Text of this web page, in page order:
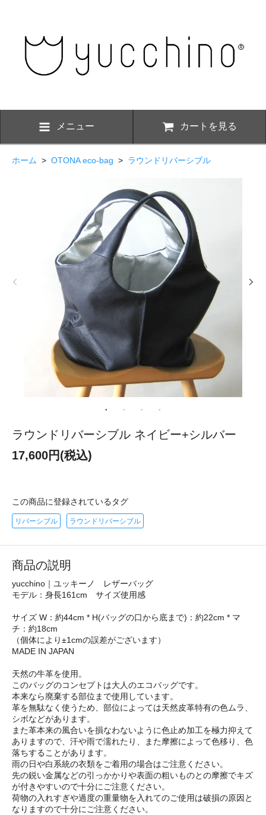
メニュー カートを見る
ホーム > OTONA eco-bag > ラウンドリバーシブル
ラウンドリバーシブル ネイビー+シルバー
17,600円(税込)
この商品に登録されているタグ
リバーシブル ラウンドリバーシブル
商品の説明
yucchino｜ユッキーノ レザーバッグ
モデル：身長161cm サイズ使用感
サイズ W：約44cm * H(バッグの口から底まで)：約22cm * マ
チ：約18cm
（個体により±1cmの誤差がございます）
MADE IN JAPAN
天然の牛革を使用。
このバッグのコンセプトは大人のエコバッグです。
本来なら廃棄する部位まで使用しています。
革を無駄なく使うため、部位によっては天然皮革特有の色ムラ、
シボなどがあります。
また革本来の風合いを損なわないように色止め加工を極力抑えて
ありますので、汗や雨で濡れたり、また摩擦によって色移り、色
落ちすることがあります。
雨の日や白系統の衣類をご着用の場合はご注意ください。
先の鋭い金属などの引っかかりや表面の粗いものとの摩擦でキズ
が付きやすいので十分にご注意ください。
荷物の入れすぎや過度の重量物を入れてのご使用は破損の原因と
なりますので十分にご注意ください。